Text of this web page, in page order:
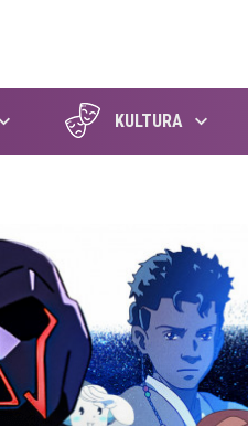
KULTURA